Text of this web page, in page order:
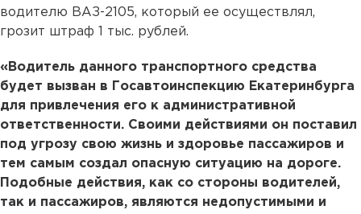
водителю ВАЗ-2105, который ее осуществлял,
грозит штраф 1 тыс. рублей.
«Водитель данного транспортного средства
будет вызван в Госавтоинспекцию Екатеринбурга
для привлечения его к административной
ответственности. Своими действиями он поставил
под угрозу свою жизнь и здоровье пассажиров и
тем самым создал опасную ситуацию на дороге.
Подобные действия, как со стороны водителей,
так и пассажиров, являются недопустимыми и